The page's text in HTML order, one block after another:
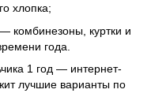
хлопка;
комбинезоны, куртки и
года.
1 год — интернет-
лучшие варианты по